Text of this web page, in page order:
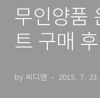
무인양품
트 구매
by 씨디맨 2015. 7. 23.